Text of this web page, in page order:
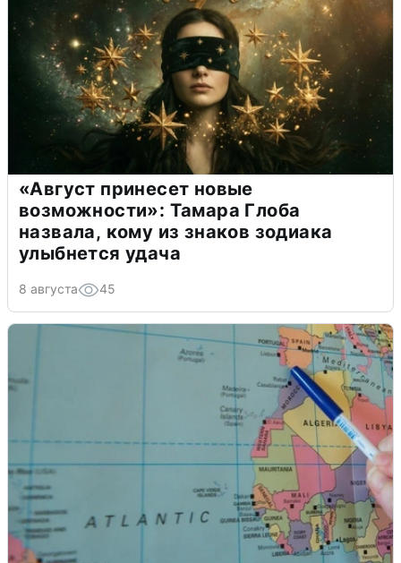
«Август принесет новые
возможности»: Тамара Глоба
назвала, кому из знаков зодиака
улыбнется удача
8 августа 45